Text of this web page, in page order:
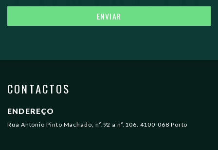
CONTACTOS
ENDEREÇO
Rua António Pinto Machado, nº.92 a nº.106. 4100-068 Porto